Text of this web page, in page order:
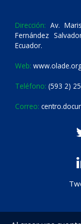
Dirección: Av.
Fernández
Ecuador.
Web:
Teléfono: (593 2)
Correo: